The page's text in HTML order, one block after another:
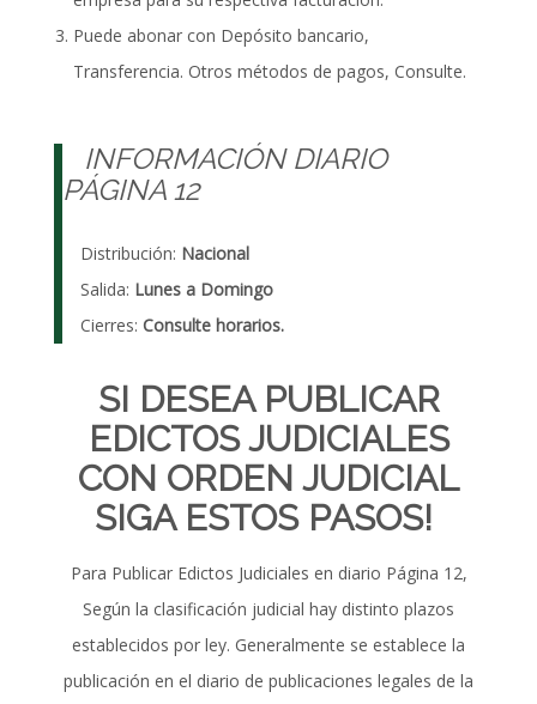
Puede abonar con Depósito bancario,
Transferencia. Otros métodos de pagos, Consulte.
INFORMACIÓN DIARIO
PÁGINA 12
Distribución: Nacional
Salida: Lunes a Domingo
Cierres: Consulte horarios.
SI DESEA PUBLICAR
EDICTOS JUDICIALES
CON ORDEN JUDICIAL
SIGA ESTOS PASOS!
Para Publicar Edictos Judiciales en diario Página 12,
Según la clasificación judicial hay distinto plazos
establecidos por ley. Generalmente se establece la
publicación en el diario de publicaciones legales de la